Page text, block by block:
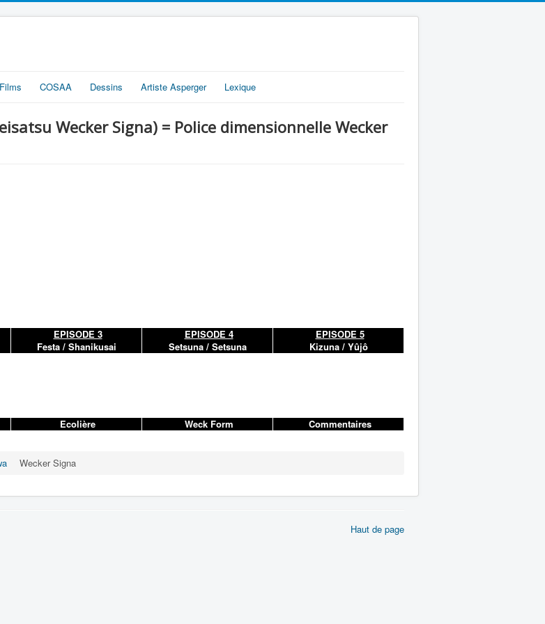
Films COSAA Dessins Artiste Asperger Lexique
Wecker Signa) = Police dimensionnelle Wecker
EPISODE 3
Festa / Shanikusai
EPISODE 4
Setsuna / Setsuna
EPISODE 5
Kizuna / Yûjô
Ecolière Weck Form
Commentaires
Wecker Signa
Haut de page